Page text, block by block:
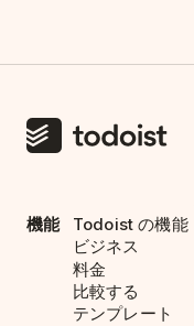
機能
Todoist の機能
ビジネス
料金
比較する
テンプレート